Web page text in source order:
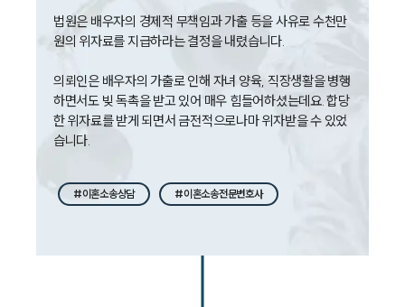
대륜법률상담예약
법원은 배우자의 경제적 무책임과 가출 등을 사유로 수천만
원의 위자료를 지급하라는 결정을 내렸습니다.
의뢰인은 배우자의 가출로 인해 자녀 양육, 직장생활을 병행
하면서도 빚 독촉을 받고 있어 매우 힘들어하셨는데요. 합당
한 위자료를 받게 되면서 금전적으로나마 위자받을 수 있었
습니다.
#이혼소송상담 #이혼소송전문변호사